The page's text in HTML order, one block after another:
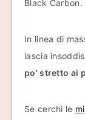
Black Carbon.
In linea di
lascia
po’ stretto ai
Se cerchi le